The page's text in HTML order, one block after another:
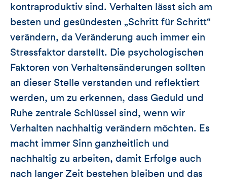
kontraproduktiv sind. Verhalten lässt sich am
besten und gesündesten „Schritt für Schritt“
verändern, da Veränderung auch immer ein
Stressfaktor darstellt. Die psychologischen
Faktoren von Verhaltensänderungen sollten
an dieser Stelle verstanden und reflektiert
werden, um zu erkennen, dass Geduld und
Ruhe zentrale Schlüssel sind, wenn wir
Verhalten nachhaltig verändern möchten. Es
macht immer Sinn ganzheitlich und
nachhaltig zu arbeiten, damit Erfolge auch
nach langer Zeit bestehen bleiben und das